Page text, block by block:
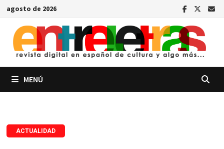
Saltar
contenido
agosto de 2026
MENÚ
ACTUALIDAD